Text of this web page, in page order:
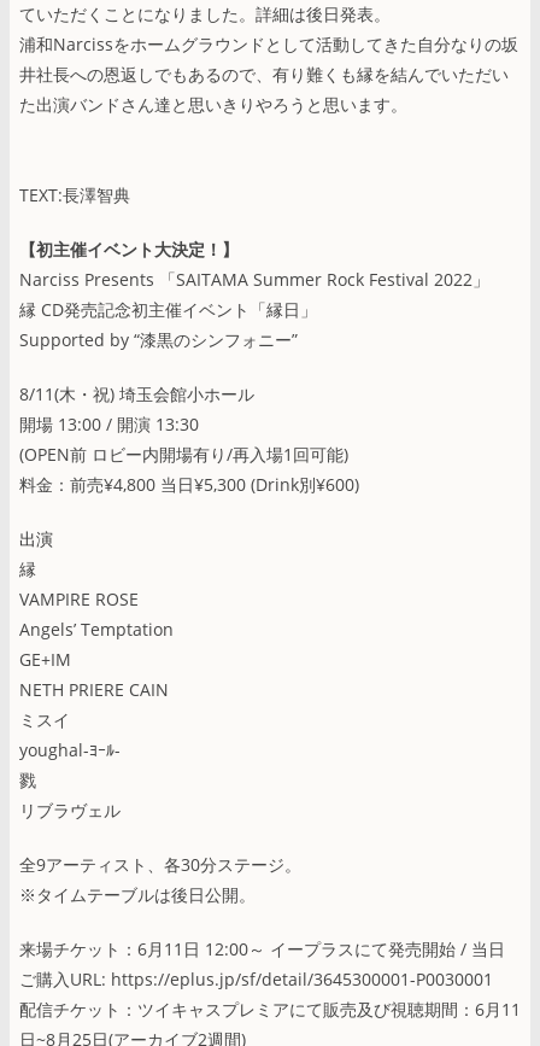
ていただくことになりました。詳細は後日発表。
浦和Narcissをホームグラウンドとして活動してきた自分なりの坂
井社長への恩返しでもあるので、有り難くも縁を結んでいただい
た出演バンドさん達と思いきりやろうと思います。
TEXT:長澤智典
【初主催イベント大決定！】
Narciss Presents 「SAITAMA Summer Rock Festival 2022」
縁 CD発売記念初主催イベント「縁日」
Supported by “漆黒のシンフォニー”
8/11(木・祝) 埼玉会館小ホール
開場 13:00 / 開演 13:30
(OPEN前 ロビー内開場有り/再入場1回可能)
料金：前売¥4,800 当日¥5,300 (Drink別¥600)
出演
縁
VAMPIRE ROSE
Angels’ Temptation
GE+IM
NETH PRIERE CAIN
ミスイ
youghal-ﾖｰﾙ-
戮
リブラヴェル
全9アーティスト、各30分ステージ。
※タイムテーブルは後日公開。
来場チケット：6月11日 12:00～ イープラスにて発売開始 / 当日
ご購入URL: https://eplus.jp/sf/detail/3645300001-P0030001
配信チケット：ツイキャスプレミアにて販売及び視聴期間：6月11
日~8月25日(アーカイブ2週間)